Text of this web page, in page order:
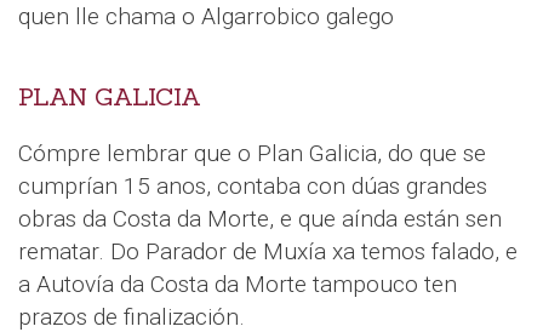
quen lle chama o Algarrobico galego
PLAN GALICIA
Cómpre lembrar que o Plan Galicia, do que se
cumprían 15 anos, contaba con dúas grandes
obras da Costa da Morte, e que aínda están sen
rematar. Do Parador de Muxía xa temos falado, e
a Autovía da Costa da Morte tampouco ten
prazos de finalización.